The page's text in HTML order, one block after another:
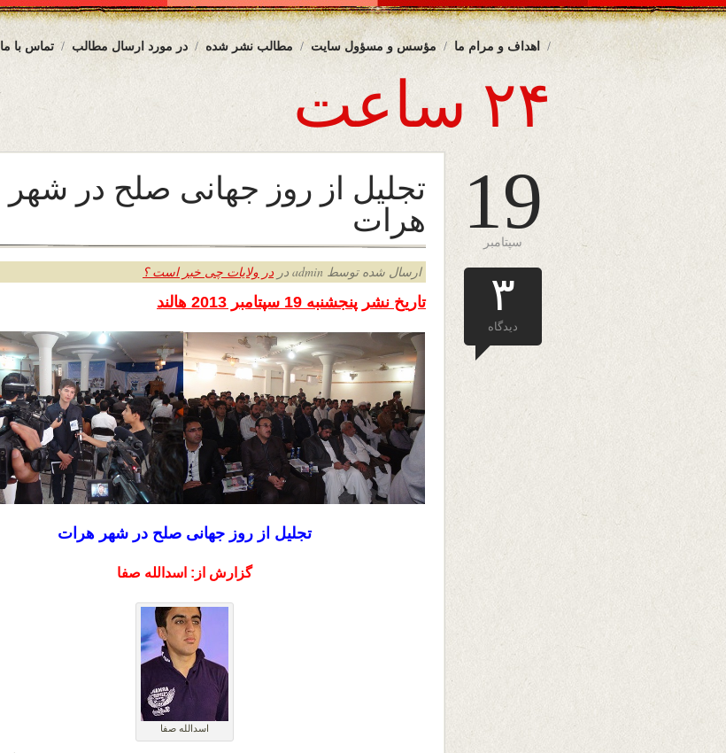
تماس با ما در مورد ارسال مطالب مطالب نشر شده مؤسس و مسؤول سایت اهداف و مرام ما
۲۴ ساعت
19
سپتامبر
۳
دیدگاه
تجلیل از روز جهانی صلح در شهر
هرات
ارسال شده توسط admin در در ولایات چی خبر است ؟
تاریخ نشر پنجشنبه 19 سپتامبر 2013 هالند
تجلیل از روز جهانی صلح در شهر هرات
گزارش از: اسدالله صفا
اسدالله صفا